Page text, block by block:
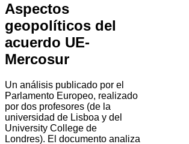
Aspectos
geopolíticos del
acuerdo UE-
Mercosur
Un análisis publicado por el
Parlamento Europeo, realizado
por dos profesores (de la
universidad de Lisboa y del
University College de
Londres). El documento analiza